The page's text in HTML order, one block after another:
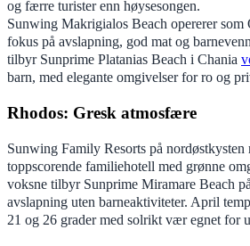
og færre turister enn høysesongen.
Sunwing Makrigialos Beach opererer som
fokus på avslapning, god mat og
tilbyr Sunprime Platanias Beach i Chania
barn, med elegante omgivelser for ro og
Rhodos: Gresk atmosfære
Sunwing Family Resorts på nordøstkysten
toppscorende familiehotell med grønne
voksne tilbyr Sunprime Miramare Beach
avslapning uten barneaktiviteter. April
21 og 26 grader med solrikt vær egnet for